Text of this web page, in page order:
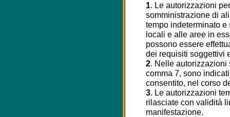
1. Le autorizzazioni
somministrazione di
tempo indeterminato
locali e alle aree in
possono essere
dei requisiti soggettivi
2. Nelle autorizzazioni
comma 7, sono
consentito, nel corso
3. Le autorizzazioni
rilasciate con validità
manifestazione.